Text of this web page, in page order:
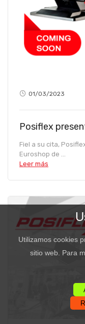
01/03/2023
Posiflex
Fiel a su cita,
Euroshop de ...
Leer más
Utilizamos cookies
sitio web. Para